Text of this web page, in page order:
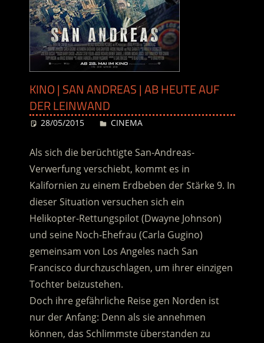
KINO | SAN ANDREAS | AB HEUTE AUF
DER LEINWAND
28/05/2015 Desiree
CINEMA
Als sich die berüchtigte San-Andreas-
Verwerfung verschiebt, kommt es in
Kalifornien zu einem Erdbeben der Stärke 9. In
dieser Situation versuchen sich ein
Helikopter-Rettungspilot (Dwayne Johnson)
und seine Noch-Ehefrau (Carla Gugino)
gemeinsam von Los Angeles nach San
Francisco durchzuschlagen, um ihrer einzigen
Tochter beizustehen.
Doch ihre gefährliche Reise gen Norden ist
nur der Anfang: Denn als sie annehmen
können, das Schlimmste überstanden zu